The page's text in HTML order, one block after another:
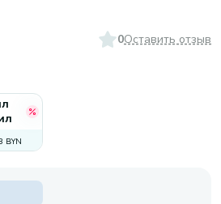
0Оставить отзыв
BYN